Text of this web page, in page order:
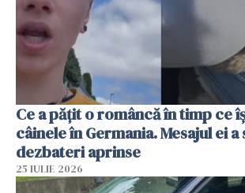
Ce a pățit o româncă în timp ce
câinele în Germania. Mesajul ei
dezbateri aprinse
25 IULIE 2026